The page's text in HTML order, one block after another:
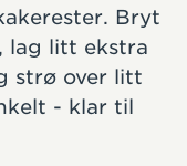
Bryt
lag litt ekstra
strø over litt
- klar til